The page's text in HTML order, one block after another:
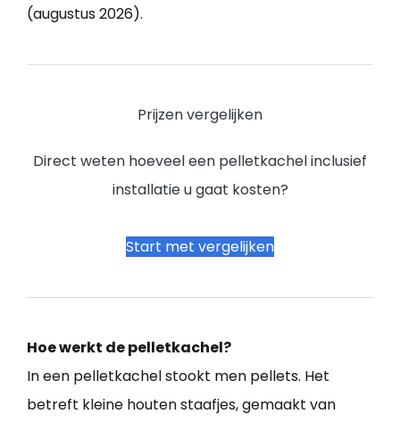
(augustus 2026).
Prijzen vergelijken
Direct weten hoeveel een pelletkachel inclusief
installatie u gaat kosten?
Start met vergelijken
Hoe werkt de pelletkachel?
In een pelletkachel stookt men pellets. Het
betreft kleine houten staafjes, gemaakt van